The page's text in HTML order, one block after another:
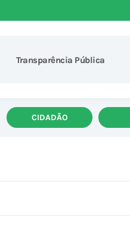
Transparência Pública
CIDADÃO